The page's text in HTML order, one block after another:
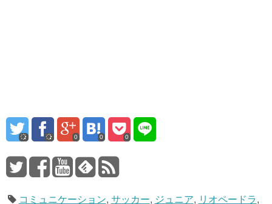
0 0 0
コミュニケーション, サッカー, ジュニア, リオペードラ,